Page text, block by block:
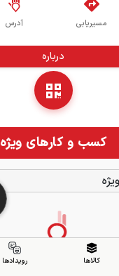
مسیریابی آدرس
درباره
کسب و کارهای ویژه
کالاها رویدادها